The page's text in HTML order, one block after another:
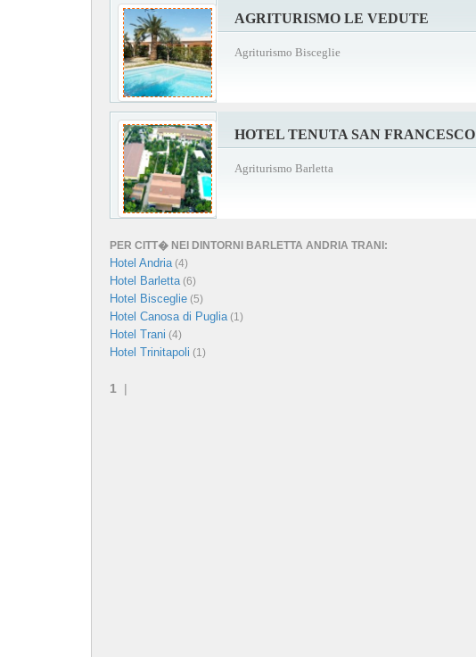
AGRITURISMO LE VEDUTE
Agriturismo Bisceglie
HOTEL TENUTA SAN FRANCESCO
Agriturismo Barletta
PER CITT� NEI DINTORNI BARLETTA ANDRIA TRANI:
Hotel Andria(4)
Hotel Barletta(6)
Hotel Bisceglie (5)
Hotel Canosa di Puglia(1)
Hotel Trani (4)
Hotel Trinitapoli (1)
1 |